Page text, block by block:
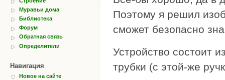
Муравьи дома
Библиотека
Форум
Обратная связь
Определители
Навигация
Новое на сайте
Поэтому я решил
сможет безопасно
Устройство состоит
трубки (с этой-же